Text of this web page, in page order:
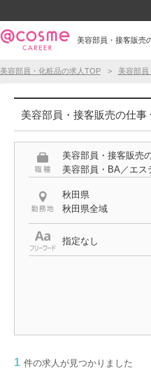
美容部員・接客販売
美容部員・化粧品の求人TOP 美容部員
美容部員・接客販売の仕
美容部員・接客販売
美容部員・BA／エス
秋田県
秋田県全域
指定なし
1 件の求人が見つかりました